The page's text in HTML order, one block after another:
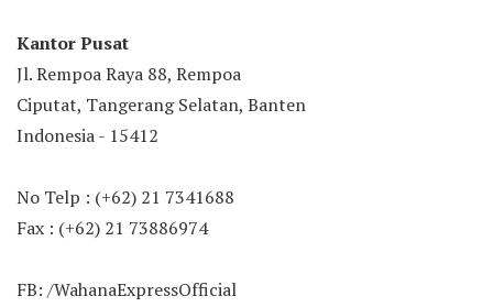
Kantor Pusat
Jl. Rempoa Raya 88, Rempoa
Ciputat, Tangerang Selatan, Banten
Indonesia - 15412
No Telp : (+62) 21 7341688
Fax : (+62) 21 73886974
FB: /WahanaExpressOfficial